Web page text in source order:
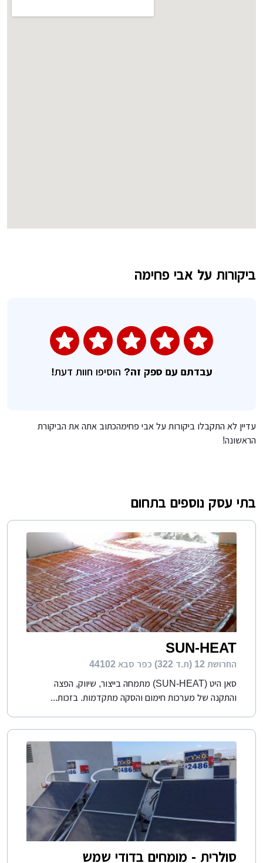
ביקורות על אבי פחימה
עבדתם עם ספק זה? הוסיפו חוות דעת!
עדיין לא התקבלו ביקורות על אבי פחימהכתוב אתה את הביקורת
הראשונה!
בתי עסק נוספים בתחום
SUN-HEAT
החרושת 12 (ת.ד 322) כפר סבא 44102
סאן היט (SUN-HEAT) מתמחה בייצור, שיווק, הפצה
והתקנה של מערכות חימום והסקה מתקדמות. בזכות...
סולרית - מומחים בדודי שמש